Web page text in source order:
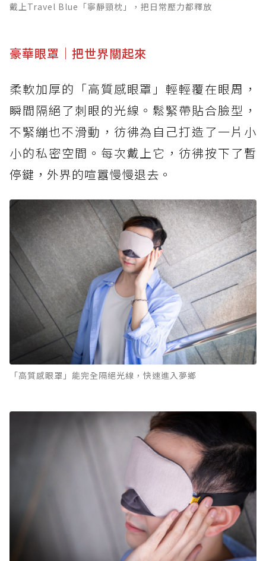
戴上Travel Blue「寧靜頸枕」，把日常壓力都釋放
豪華眼罩｜把世界關起來
柔軟加厚的「高質感眼罩」輕輕覆在眼周，
瞬間隔絕了刺眼的光線。鬆緊帶貼合臉型，
不緊繃也不滑動，彷彿為自己打造了一片小
小的私密空間。每次戴上它，彷彿按下了暫
停鍵，外界的喧囂慢慢退去。
「高質感眼罩」能完全隔絕光線，快速進入夢鄉